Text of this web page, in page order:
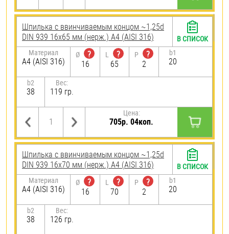
Шпилька c ввинчиваемым концом ~1,25d
DIN 939 16х65 мм (нерж.) A4 (AISI 316)
Материал
A4 (AISI 316)
Ø
?
16
L
?
65
P
?
2
b1
20
b2
38
Вес:
119 гр.
Цена:
705р. 04коп.
В СПИСОК
Шпилька c ввинчиваемым концом ~1,25d
DIN 939 16х70 мм (нерж.) A4 (AISI 316)
Материал
A4 (AISI 316)
Ø
?
16
L
?
70
P
?
2
b1
20
b2
38
Вес:
126 гр.
В СПИСОК